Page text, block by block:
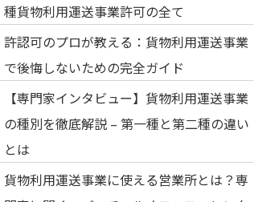
種貨物利用運送事業許可の全て
許認可のプロが教える：貨物利用運送事業
で後悔しないための完全ガイド
【専門家インタビュー】貨物利用運送事業
の種別を徹底解説 – 第一種と第二種の違い
とは
貨物利用運送事業に使える営業所とは？専